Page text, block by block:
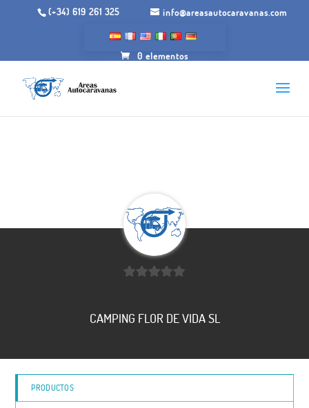
(+34) 619 261 325 info@areasautocaravanas.com
0 elementos
5
CAMPING FLOR DE VIDA SL
PRODUCTOS